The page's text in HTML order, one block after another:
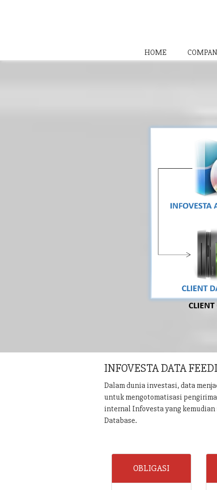
HOME
INFOVESTA DATA
Dalam dunia investasi, data
untuk mengotomatisasi
internal Infovesta yang
Database.
OBLIGASI